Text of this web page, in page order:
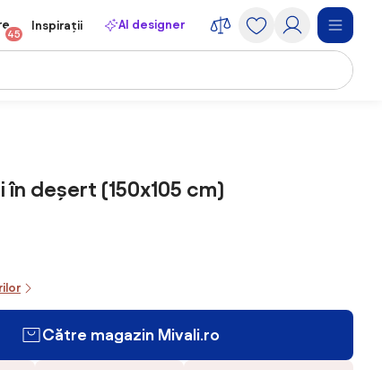
45
Inspirații AI designer
în deșert (150x105 cm)
Către magazin Mivali.ro